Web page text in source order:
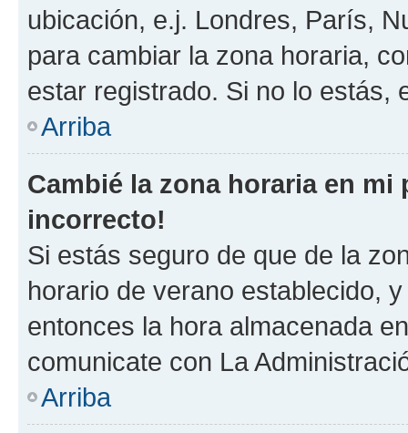
ubicación, e.j. Londres, París,
para cambiar la zona horaria,
estar registrado. Si no lo estás,
Arriba
Cambié la zona horaria en
incorrecto!
Si estás seguro de que de la
horario de verano establecido,
entonces la hora almacenada
comunicate con La
Arriba